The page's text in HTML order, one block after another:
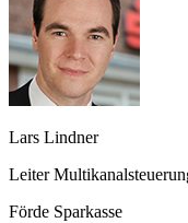
Lars Lindner
Leiter
Förde Sparkasse